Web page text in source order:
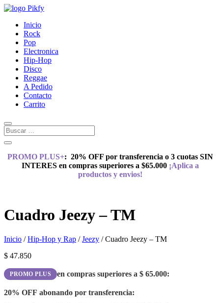
Inicio
Rock
Pop
Electronica
Hip-Hop
Disco
Reggae
A Pedido
Contacto
Carrito
PROMO PLUS+: 20% OFF por transferencia o 3 cuotas SIN
INTERES en compras superiores a $65.000¡Aplica a
productos y envios!
Cuadro Jeezy – TM
Inicio /Hip-Hop y Rap /Jeezy / Cuadro Jeezy – TM
$ 47.850
PROMO PLUS en compras superiores a $ 65.000:
20% OFF abonando por transferencia: